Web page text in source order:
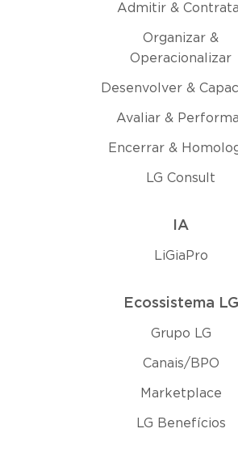
Admitir &
Organizar &
Operacionalizar
Desenvolver &
Avaliar &
Encerrar &
LG Consult
IA
LiGiaPro
Ecossistema LG
Grupo LG
Canais/BPO
Marketplace
LG Benefícios